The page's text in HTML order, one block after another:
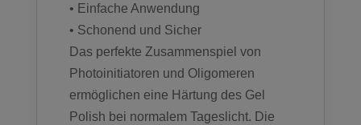
• Einfache Anwendung
• Schonend und Sicher
Das perfekte Zusammenspiel von
Photoinitiatoren und Oligomeren
ermöglichen eine Härtung des Gel
Polish bei normalem Tageslicht. Die